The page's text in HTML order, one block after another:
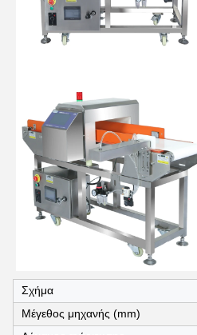
Σχήμα
Μέγεθος μηχανής (mm)